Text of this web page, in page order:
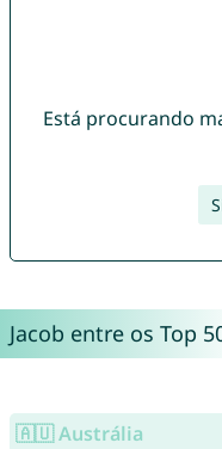
Está procurando
Jacob entre os Top
🇦🇺 Austrália